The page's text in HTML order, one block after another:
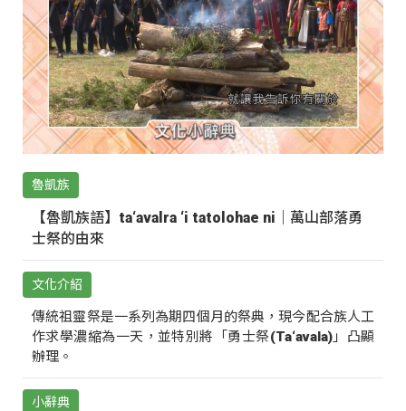
魯凱族
【魯凱族語】ta‘avalra ‘i tatolohae ni｜萬山部落勇
士祭的由來
文化介紹
傳統祖靈祭是一系列為期四個月的祭典，現今配合族人工
作求學濃縮為一天，並特別將「勇士祭(Ta‘avala)」凸顯
辦理。
小辭典